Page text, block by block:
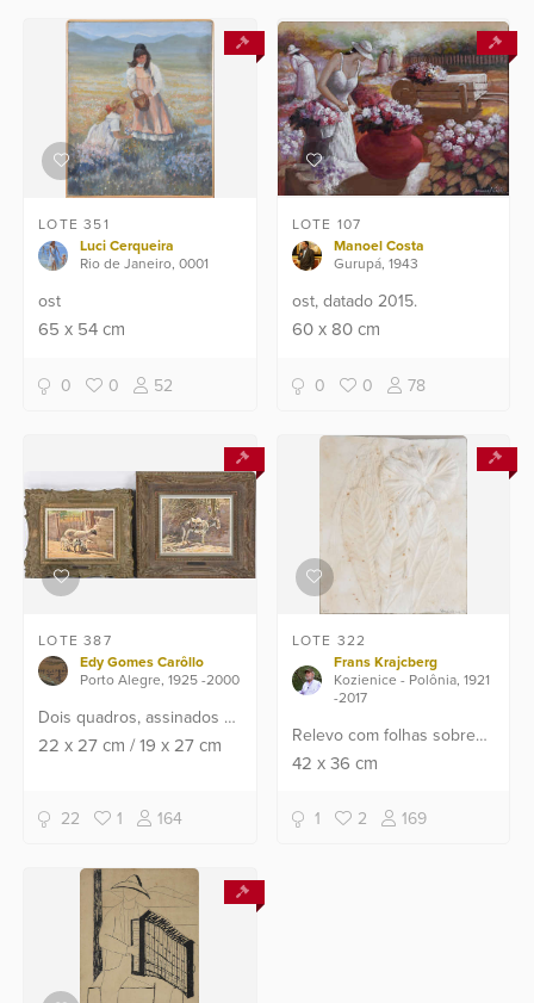
LOTE 351
Luci Cerqueira
Rio de Janeiro, 0001
ost
65x 54cm
0 0 52
LOTE 107
Manoel Costa
Gurupá, 1943
ost, datado 2015.
60 x80 cm
0 0 78
LOTE 387
Edy Gomes Carôllo
Porto Alegre, 1925 -2000
Dois quadros, assinados e
datados de 1977, osm.
22x 27cm/19x 27cm
22 1 164
LOTE 322
Frans Krajcberg
Kozienice - Polônia, 1921
-2017
Relevo com folhas sobre
papel. Numerado 7/10.
fungos).
42 x36 cm
1 2 169